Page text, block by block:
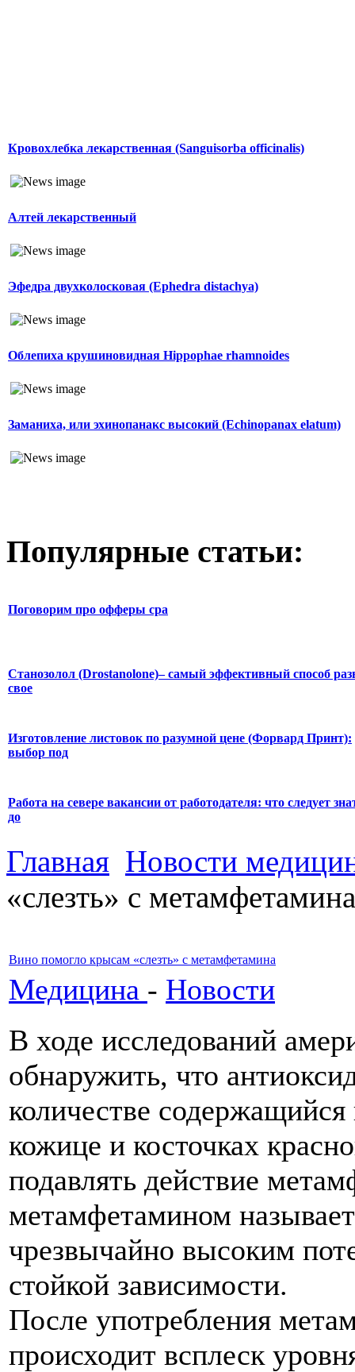
Кровохлебка лекарственная (Sanguisorba officinalis)
Алтей лекарственный
Эфедра двухколосковая (Ephedra distachya)
Облепиха крушиновидная Hippophae rhamnoides
Заманиха, или эхинопанакс высокий (Echinopanax elatum)
Популярные статьи:
Поговорим про офферы cpa
Станозолол (Drostanolone)– самый эффективный способ
свое
Изготовление листовок по разумной цене (Форвард Принт):
выбор под
Работа на севере вакансии от работодателя: что следует
до
Главная Новости
«слезть» с метамфетамина
Вино помогло крысам «слезть» с метамфетамина
Медицина - Новости
В ходе исследований
обнаружить, что
количестве
кожице и косточках
подавлять действие
метамфетамином
чрезвычайно высоким
стойкой зависимости.
После употребления
происходит всплеск